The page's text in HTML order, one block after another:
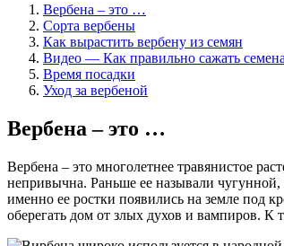
Вербена – это …
Сорта вербены
Как вырастить вербену из семян
Видео — Как правильно сажать
Время посадки
Уход за вербеной
Вербена – это …
Вербена – это многолетнее травянистое
непривычна. Раньше ее называли
именно ее ростки появились на земле под
оберегать дом от злых духов и вампиров. К